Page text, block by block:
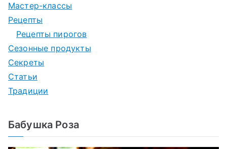
Мастер-классы
Рецепты
Рецепты пирогов
Сезонные продукты
Секреты
Статьи
Традиции
Бабушка Роза